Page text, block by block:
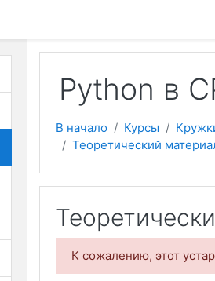
Python в
В начало Курсы
Теоретический
К сожалению, этот